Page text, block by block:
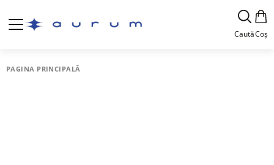
CautăCoș
PAGINA PRINCIPALĂ